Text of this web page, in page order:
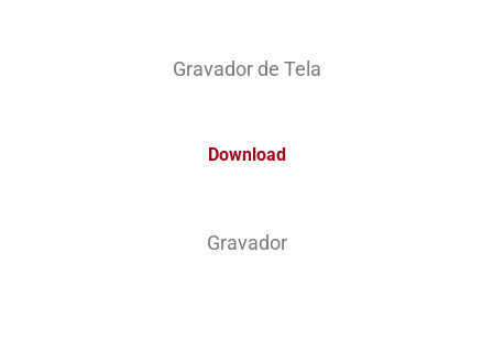
Gravador de Tela
Download
Gravador